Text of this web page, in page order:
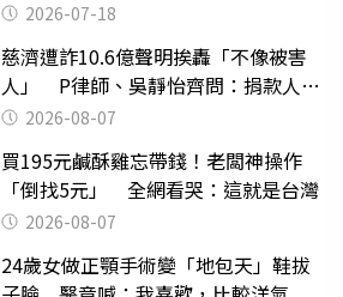
2026-07-18
慈濟遭詐10.6億聲明挨轟「不像被害
人」 P律師、吳靜怡齊問：捐款人有
權知道真相
2026-08-07
買195元鹹酥雞忘帶錢！老闆神操作
「倒找5元」 全網看哭：這就是台灣
2026-08-07
24歲女做正顎手術變「地包天」鞋拔